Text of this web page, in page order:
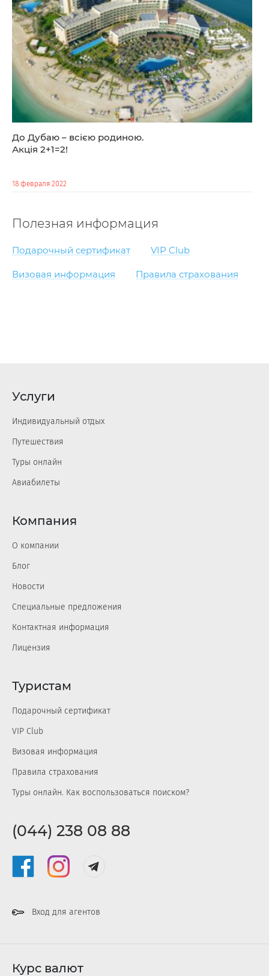
До Дубаю – всією родиною.
Акція 2+1=2!
18 февраля 2022
Полезная информация
Подарочный сертификат VIP Club
Визовая информация Правила страхования
Услуги
Индивидуальный отдых
Путешествия
Туры онлайн
Авиабилеты
Компания
О компании
Блог
Новости
Специальные предложения
Контактная информация
Лицензия
Туристам
Подарочный сертификат
VIP Club
Визовая информация
Правила страхования
Туры онлайн. Как воспользоваться поиском?
(044) 238 08 88
Вход для агентов
Курс валют